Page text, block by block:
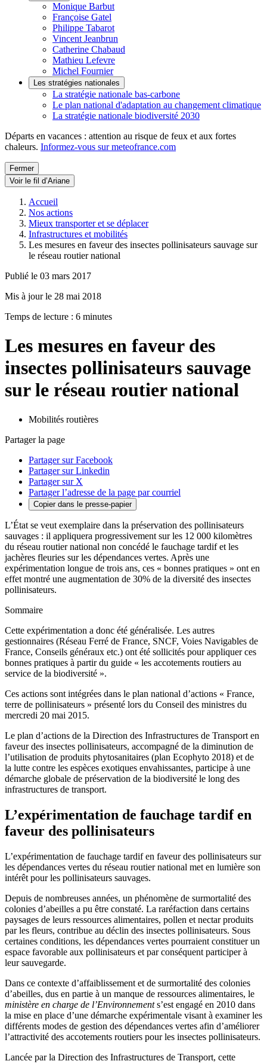
Monique Barbut
Françoise Gatel
Philippe Tabarot
Vincent Jeanbrun
Catherine Chabaud
Mathieu Lefevre
Michel Fournier
Les stratégies nationales
La stratégie nationale bas-carbone
Le plan national d'adaptation au changement climatique
La stratégie nationale biodiversité 2030
Départs en vacances : attention au risque de feux et aux fortes
chaleurs. Informez-vous sur meteofrance.com
Fermer
Voir le fil d’Ariane
Accueil
Nos actions
Mieux transporter et se déplacer
Infrastructures et mobilités
Les mesures en faveur des insectes pollinisateurs sauvage sur
le réseau routier national
Publié le 03 mars 2017
Mis à jour le 28 mai 2018
Temps de lecture : 6 minutes
Les mesures en faveur des
insectes pollinisateurs sauvage
sur le réseau routier national
Mobilités routières
Partager la page
Partager sur Facebook
Partager sur Linkedin
Partager sur X
Partager l’adresse de la page par courriel
Copier dans le presse-papier
L’État se veut exemplaire dans la préservation des pollinisateurs
sauvages : il appliquera progressivement sur les 12 000 kilomètres
du réseau routier national non concédé le fauchage tardif et les
jachères fleuries sur les dépendances vertes. Après une
expérimentation longue de trois ans, ces « bonnes pratiques » ont en
effet montré une augmentation de 30% de la diversité des insectes
pollinisateurs.
Sommaire
Cette expérimentation a donc été généralisée. Les autres
gestionnaires (Réseau Ferré de France, SNCF, Voies Navigables de
France, Conseils généraux etc.) ont été sollicités pour appliquer ces
bonnes pratiques à partir du guide « les accotements routiers au
service de la biodiversité ».
Ces actions sont intégrées dans le plan national d’actions « France,
terre de pollinisateurs » présenté lors du Conseil des ministres du
mercredi 20 mai 2015.
Le plan d’actions de la Direction des Infrastructures de Transport en
faveur des insectes pollinisateurs, accompagné de la diminution de
l’utilisation de produits phytosanitaires (plan Ecophyto 2018) et de
la lutte contre les espèces exotiques envahissantes, participe à une
démarche globale de préservation de la biodiversité le long des
infrastructures de transport.
L’expérimentation de fauchage tardif en
faveur des pollinisateurs
L’expérimentation de fauchage tardif en faveur des pollinisateurs sur
les dépendances vertes du réseau routier national met en lumière son
intérêt pour les pollinisateurs sauvages.
Depuis de nombreuses années, un phénomène de surmortalité des
colonies d’abeilles a pu être constaté. La raréfaction dans certains
paysages de leurs ressources alimentaires, pollen et nectar produits
par les fleurs, contribue au déclin des insectes pollinisateurs. Sous
certaines conditions, les dépendances vertes pourraient constituer un
espace favorable aux pollinisateurs et par conséquent participer à
leur sauvegarde.
Dans ce contexte d’affaiblissement et de surmortalité des colonies
d’abeilles, dus en partie à un manque de ressources alimentaires, le
ministère en charge de l’Environnements’est engagé en 2010 dans
la mise en place d’une démarche expérimentale visant à examiner les
différents modes de gestion des dépendances vertes afin d’améliorer
l’attractivité des accotements routiers pour les insectes pollinisateurs.
Lancée par la Direction des Infrastructures de Transport, cette